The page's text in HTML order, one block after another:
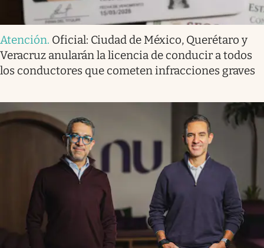
Atención. Oficial: Ciudad de México, Querétaro y
Veracruz anularán la licencia de conducir a todos
los conductores que cometen infracciones graves